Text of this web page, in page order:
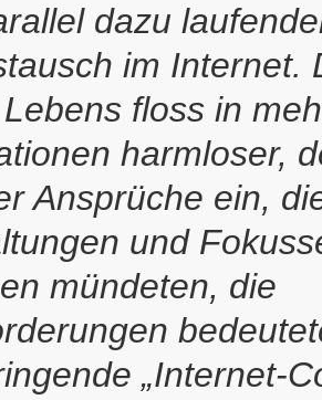
dazu
im Internet.
floss in
harmloser,
Ansprüche ein,
und
mündeten, die
„Internet-